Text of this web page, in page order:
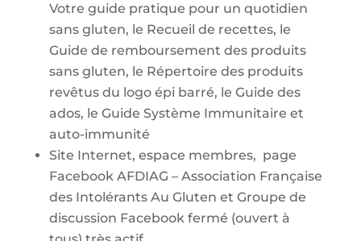
Votre guide pratique pour un quotidien
sans gluten, le Recueil de recettes, le
Guide de remboursement des produits
sans gluten, le Répertoire des produits
revêtus du logo épi barré, le Guide des
ados, le Guide Système Immunitaire et
auto-immunité
Site Internet, espace membres, page
Facebook AFDIAG – Association Française
des Intolérants Au Gluten et Groupe de
discussion Facebook fermé (ouvert à